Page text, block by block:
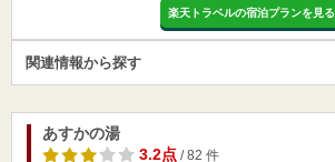
楽天トラベルの宿泊プランを見る
関連情報から探す
あすかの湯
3.2点/ 82 件